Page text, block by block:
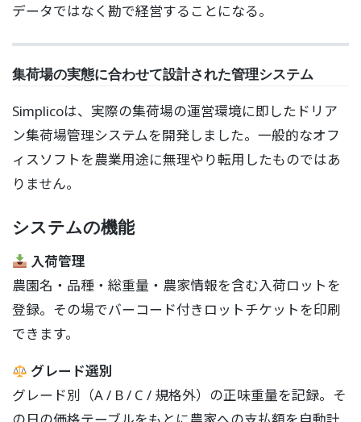
データではなく勘で経営することになる。
集荷場の実態に合わせて設計された管理システム
Simplicoは、実際の集荷場の運営環境に即したドリア
ン集荷場管理システムを開発しました。一般的なオフ
ィスソフトを農業用途に無理やり転用したものではあ
りません。
システムの機能
入荷管理
農園名・品種・総重量・農家情報を含む入荷ロットを
登録。その場でバーコード付きロットチケットを印刷
できます。
グレード選別
グレード別（A / B / C / 規格外）の正味重量を記録。そ